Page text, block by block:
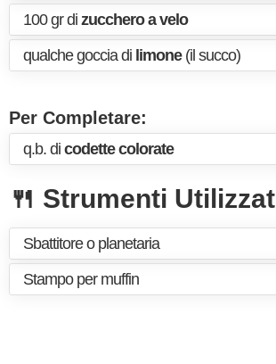
100 gr di zucchero a velo
qualche goccia di limone(il succo)
Per Completare:
q.b. di codette colorate
🍴 Strumenti
Sbattitore o planetaria
Stampo per muffin